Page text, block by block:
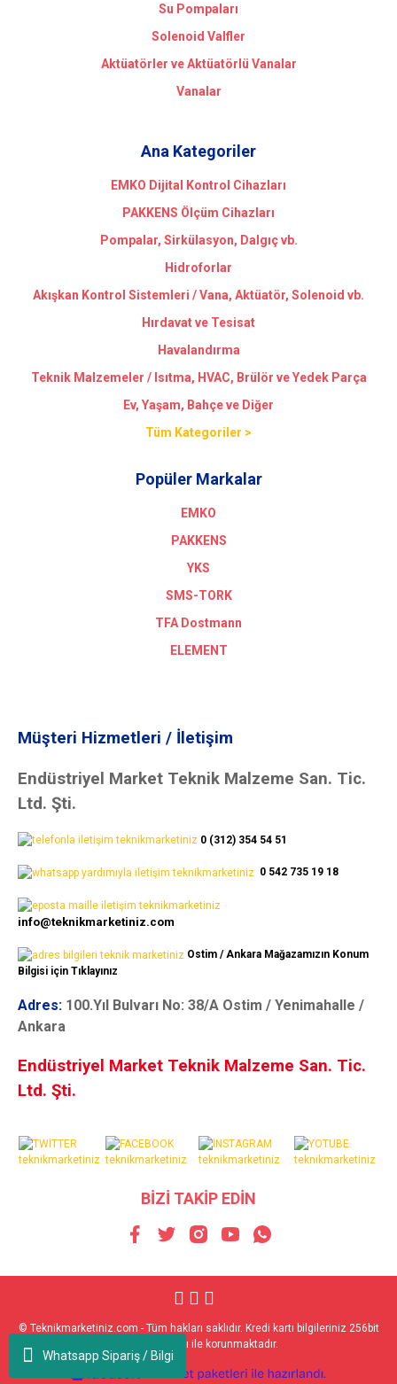
Whatsapp Sipariş / Bilgi
Su Pompaları
Solenoid Valfler
Aktüatörler ve Aktüatörlü Vanalar
Vanalar
Ana Kategoriler
EMKO Dijital Kontrol Cihazları
PAKKENS Ölçüm Cihazları
Pompalar, Sirkülasyon, Dalgıç vb.
Hidroforlar
Akışkan Kontrol Sistemleri / Vana, Aktüatör, Solenoid vb.
Hırdavat ve Tesisat
Havalandırma
Teknik Malzemeler / Isıtma, HVAC, Brülör ve Yedek Parça
Ev, Yaşam, Bahçe ve Diğer
Tüm Kategoriler >
Popüler Markalar
EMKO
PAKKENS
YKS
SMS-TORK
TFA Dostmann
ELEMENT
Müşteri Hizmetleri / İletişim
Endüstriyel Market Teknik Malzeme San. Tic.
Ltd. Şti.
0 (312) 354 54 51
0 542 735 19 18
info@teknikmarketiniz.com
Ostim / Ankara Mağazamızın Konum
Bilgisi için Tıklayınız
Adres: 100.Yıl Bulvarı No: 38/A Ostim / Yenimahalle /
Ankara
Endüstriyel Market Teknik Malzeme San. Tic.
Ltd. Şti.
BİZİ TAKİP EDİN
© Teknikmarketiniz.com - Tüm hakları saklıdır. Kredi kartı bilgileriniz 256bit
SSL sertifikası ile korunmaktadır.
e-